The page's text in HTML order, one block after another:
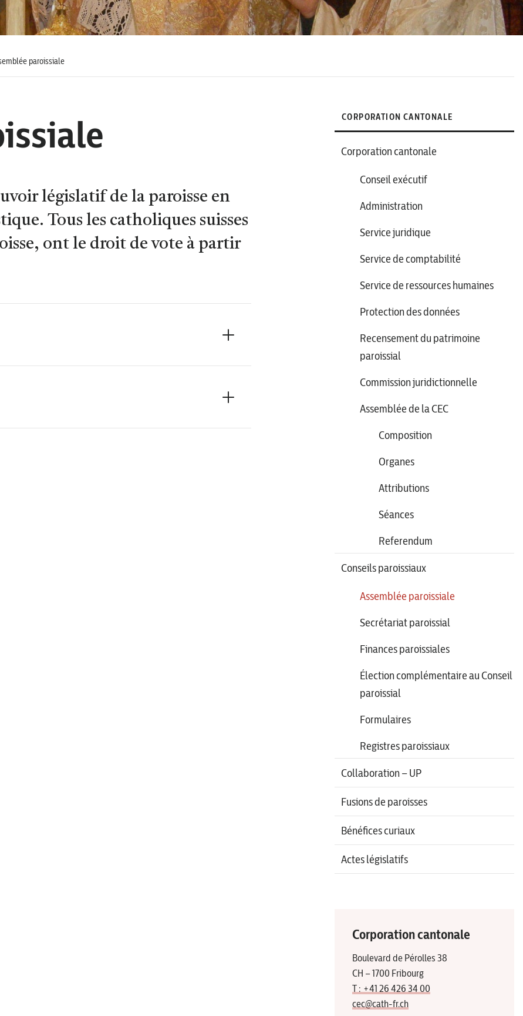
paroissiale
législatif de la paroisse en
Tous les catholiques suisses
ont le droit de vote à partir
CORPORATION CANTONALE
Corporation cantonale
Conseil exécutif
Administration
Service juridique
Service de comptabilité
Service de ressources humaines
Protection des données
Recensement du patrimoine
paroissial
Commission juridictionnelle
Assemblée de la CEC
Composition
Organes
Attributions
Séances
Referendum
Conseils paroissiaux
Assemblée paroissiale
Secrétariat paroissial
Finances paroissiales
Élection complémentaire au Conseil
paroissial
Formulaires
Registres paroissiaux
Collaboration – UP
Fusions de paroisses
Bénéfices curiaux
Actes législatifs
Corporation cantonale
Boulevard de Pérolles 38
CH – 1700 Fribourg
T : +41 26 426 34 00
cec@cath-fr.ch